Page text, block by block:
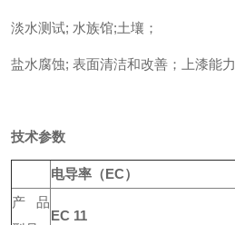
淡水测试; 水族馆;土壤；
盐水腐蚀; 表面清洁和改善；上漆能力
技术参数
电导率（EC）
产品
EC 11